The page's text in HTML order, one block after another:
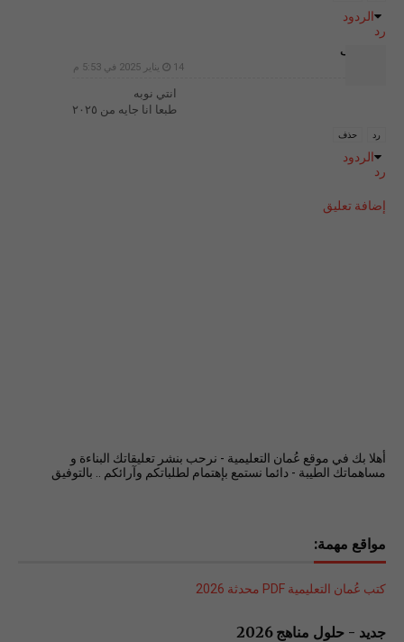
الردود
رد
غير معرف
14 يناير 2025 في 5:53 م
انتي نوبه
طبعا انا جايه من ٢٠٢٥
رد حذف
الردود
رد
إضافة تعليق
أهلا بك في موقع عُمان التعليمية - نرحب بنشر تعليقاتك البناءة و
مساهماتك الطيبة - دائما نستمع بإهتمام لطلباتكم وآرائكم .. بالتوفيق
مواقع مهمة:
كتب عُمان التعليمية PDF محدثة 2026
جديد - حلول مناهج 2026